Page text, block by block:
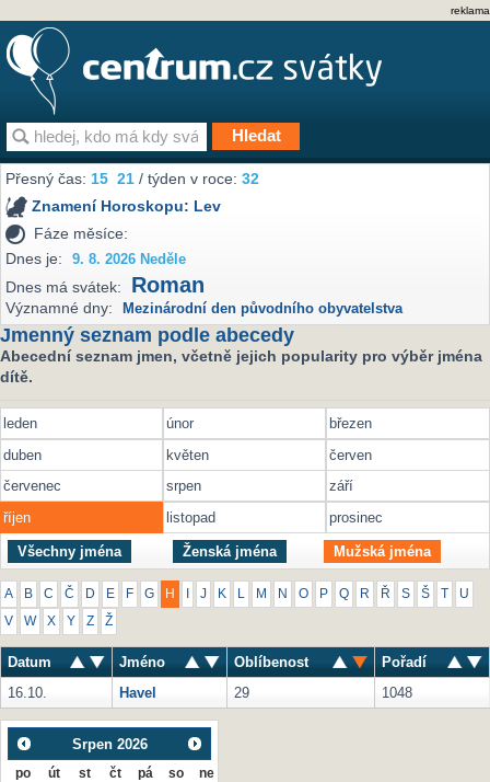
reklama
Přesný čas:15 21 / týden v roce:32
Znamení Horoskopu: Lev
Fáze měsíce:
Dnes je:
9. 8. 2026 Neděle
Dnes má svátek: Roman
Významné dny: Mezinárodní den původního obyvatelstva
Jmenný seznam podle abecedy
Abecední seznam jmen, včetně jejich popularity pro výběr jména
dítě.
leden únor
březen
duben
květen
červen
červenec
srpen
září
říjen
listopad prosinec
Všechny jména Ženská jména Mužská jména
A B C Č D E F G H J K M N O P Q R Ř S Š U
V W X Y Z Ž
Datum Jméno Oblíbenost
Pořadí
16.10.
Havel 29 1048
Srpen 2026
po út st čt pá so ne